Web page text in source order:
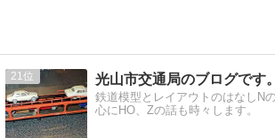
21 光山市交通局のブログです。
鉄道模型とレイアウトのはなしN
心にHO、Zの話も時々します。